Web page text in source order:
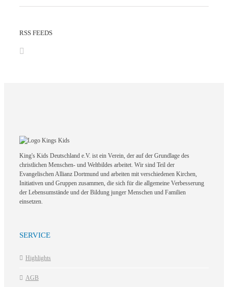
RSS FEEDS
King's Kids Deutschland e.V. ist ein Verein, der auf der Grundlage des
christlichen Menschen- und Weltbildes arbeitet. Wir sind Teil der
Evangelischen Allianz Dortmund und arbeiten mit verschiedenen Kirchen,
Initiativen und Gruppen zusammen, die sich für die allgemeine Verbesserung
der Lebensumstände und der Bildung junger Menschen und Familien
einsetzen.
SERVICE
Highlights
AGB